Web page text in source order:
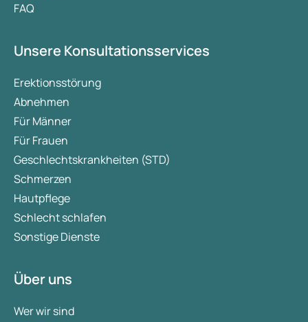
FAQ
Unsere Konsultationsservices
Erektionsstörung
Abnehmen
Für Männer
Für Frauen
Geschlechtskrankheiten (STD)
Schmerzen
Hautpflege
Schlecht schlafen
Sonstige Dienste
Über uns
Wer wir sind